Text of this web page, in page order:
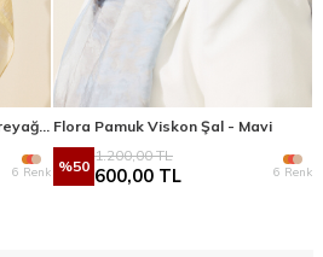
6 Renk
Flora Pamuk Viskon Şal - Mavi
%50
1.200,00TL
600,00 TL 6 Renk